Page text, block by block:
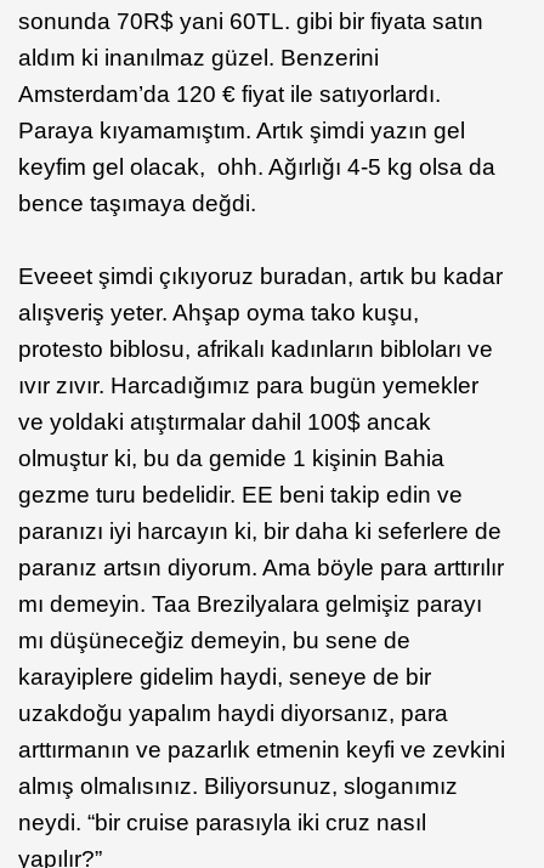
sonunda 70R$ yani 60TL. gibi bir fiyata satın
aldım ki inanılmaz güzel. Benzerini
Amsterdam’da 120 € fiyat ile satıyorlardı.
Paraya kıyamamıştım. Artık şimdi yazın gel
keyfim gel olacak, ohh. Ağırlığı 4-5 kg olsa da
bence taşımaya değdi.
Eveeet şimdi çıkıyoruz buradan, artık bu kadar
alışveriş yeter. Ahşap oyma tako kuşu,
protesto biblosu, afrikalı kadınların bibloları ve
ıvır zıvır. Harcadığımız para bugün yemekler
ve yoldaki atıştırmalar dahil 100$ ancak
olmuştur ki, bu da gemide 1 kişinin Bahia
gezme turu bedelidir. EE beni takip edin ve
paranızı iyi harcayın ki, bir daha ki seferlere de
paranız artsın diyorum. Ama böyle para arttırılır
mı demeyin. Taa Brezilyalara gelmişiz parayı
mı düşüneceğiz demeyin, bu sene de
karayiplere gidelim haydi, seneye de bir
uzakdoğu yapalım haydi diyorsanız, para
arttırmanın ve pazarlık etmenin keyfi ve zevkini
almış olmalısınız. Biliyorsunuz, sloganımız
neydi. “bir cruise parasıyla iki cruz nasıl
yapılır?”